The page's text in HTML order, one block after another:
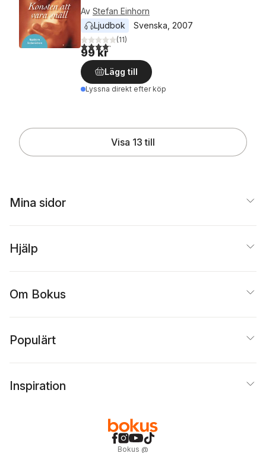
Av Stefan Einhorn
Ljudbok
Svenska 2007
4,2utav 5 stjärnor. Totalt antal röster:
(11)
99 kr
Lägg till
Lyssna direkt efter köp
Visa 13 till
Mina sidor
Hjälp
Om Bokus
Populärt
Inspiration
Bokus @